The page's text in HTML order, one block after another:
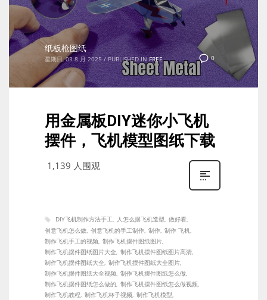
0
纸板枪图纸
星期日, 03 8 月 2025 / PUBLISHED IN FREE
用金属板DIY迷你小飞机
摆件，飞机模型图纸下载
1,139 人围观
DIY飞机制作方法手工 人怎么摆飞机造型 做好看
创意飞机怎么做 创意飞机的手工制作 制作 制作 飞机
制作飞机手工的视频 制作飞机摆件图纸图片
制作飞机摆件图纸图片大全 制作飞机摆件图纸图片高清
制作飞机摆件图纸大全 制作飞机摆件图纸大全图片
制作飞机摆件图纸大全视频 制作飞机摆件图纸怎么做
制作飞机摆件图纸怎么做的 制作飞机摆件图纸怎么做视频
制作飞机教程 制作飞机杯子视频 制作飞机模型